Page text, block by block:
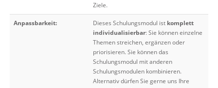
Ziele.
Anpassbarkeit: Dieses Schulungsmodul ist komplett
individualisierbar: Sie können einzelne
Themen streichen, ergänzen oder
priorisieren. Sie können das
Schulungsmodul mit anderen
Schulungsmodulen kombinieren.
Alternativ dürfen Sie gerne uns Ihre